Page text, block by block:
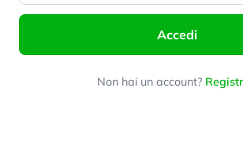
Accedi
Non hai un account?